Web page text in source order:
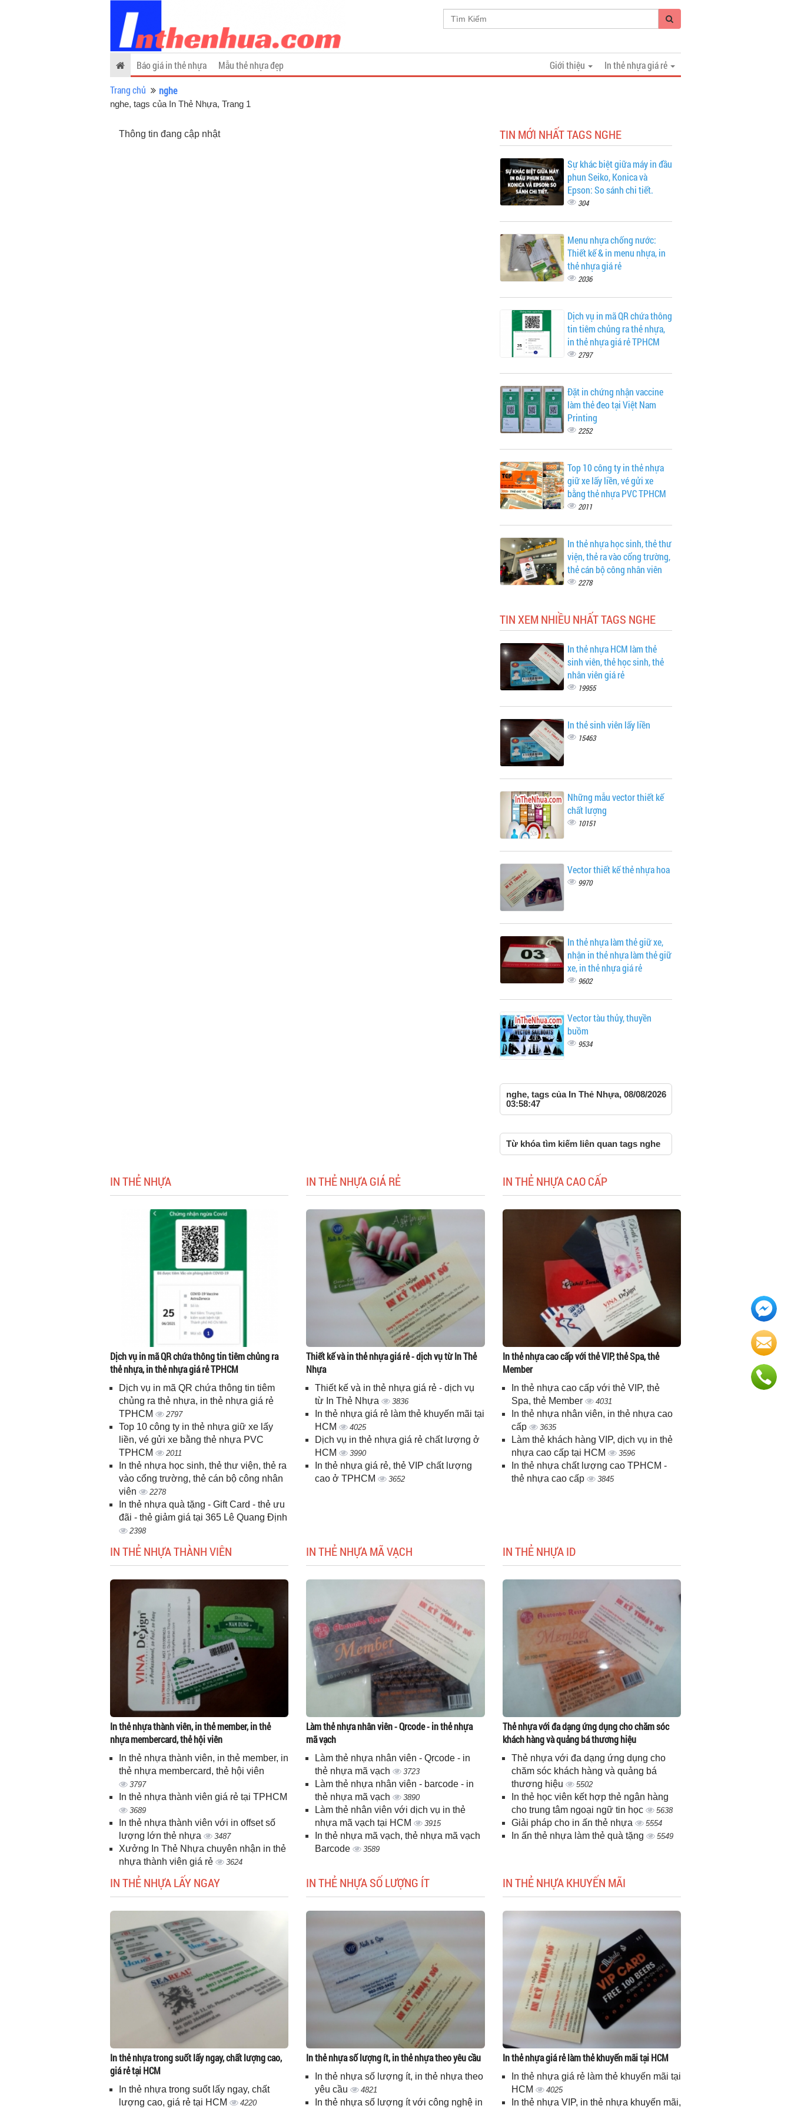
In thẻ nhựa giá rẻ
Báo giá in thẻ nhựa Mẫu thẻ nhựa đẹp
Giới thiệu
Trang chủ
nghe
nghe, tags của In Thẻ Nhựa, Trang 1
Thông tin đang cập nhật TIN MỚI NHẤT TAGS NGHE
Sự khác biệt giữa máy in đầu
phun Seiko, Konica và
Epson: So sánh chi tiết.
304
Menu nhựa chống nước:
Thiết kế & in menu nhựa, in
thẻ nhựa giá rẻ
2036
Dịch vụ in mã QR chứa thông
tin tiêm chủng ra thẻ nhựa,
in thẻ nhựa giá rẻ TPHCM
2797
Đặt in chứng nhận vaccine
làm thẻ đeo tại Việt Nam
Printing
2252
Top 10 công ty in thẻ nhựa
giữ xe lấy liền, vé gửi xe
bằng thẻ nhựa PVC TPHCM
2011
In thẻ nhựa học sinh, thẻ thư
viện, thẻ ra vào cổng trường,
thẻ cán bộ công nhân viên
2278
TIN XEM NHIỀU NHẤT TAGS NGHE
In thẻ nhựa HCM làm thẻ
sinh viên, thẻ học sinh, thẻ
nhân viên giá rẻ
19955
In thẻ sinh viên lấy liền
15463
Những mẫu vector thiết kế
chất lượng
10151
Vector thiết kế thẻ nhựa hoa
9970
In thẻ nhựa làm thẻ giữ xe,
nhận in thẻ nhựa làm thẻ giữ
xe, in thẻ nhựa giá rẻ
9602
Vector tàu thủy, thuyền
buồm
9534
nghe, tags của In Thẻ Nhựa, 08/08/2026
03:58:47
Từ khóa tìm kiếm liên quan tags nghe
IN THẺ NHỰA
Dịch vụ in mã QR chứa thông tin tiêm chủng ra
thẻ nhựa, in thẻ nhựa giá rẻ TPHCM
Dịch vụ in mã QR chứa thông tin tiêm
chủng ra thẻ nhựa, in thẻ nhựa giá rẻ
TPHCM
2797
Top 10 công ty in thẻ nhựa giữ xe lấy
liền, vé gửi xe bằng thẻ nhựa PVC
TPHCM
2011
In thẻ nhựa học sinh, thẻ thư viện, thẻ ra
vào cổng trường, thẻ cán bộ công nhân
viên
2278
In thẻ nhựa quà tặng - Gift Card - thẻ ưu
đãi - thẻ giảm giá tại 365 Lê Quang Định
2398
IN THẺ NHỰA GIÁ RẺ
Thiết kế và in thẻ nhựa giá rẻ - dịch vụ từ In Thẻ
Nhựa
Thiết kế và in thẻ nhựa giá rẻ - dịch vụ
từ In Thẻ Nhựa
3836
In thẻ nhựa giá rẻ làm thẻ khuyến mãi tại
HCM
4025
Dịch vụ in thẻ nhựa giá rẻ chất lượng ở
HCM
3990
In thẻ nhựa giá rẻ, thẻ VIP chất lượng
cao ở TPHCM
3652
IN THẺ NHỰA CAO CẤP
In thẻ nhựa cao cấp với thẻ VIP, thẻ Spa, thẻ
Member
In thẻ nhựa cao cấp với thẻ VIP, thẻ
Spa, thẻ Member
4031
In thẻ nhựa nhân viên, in thẻ nhựa cao
cấp
3635
Làm thẻ khách hàng VIP, dịch vụ in thẻ
nhựa cao cấp tại HCM
3596
In thẻ nhựa chất lượng cao TPHCM -
thẻ nhựa cao cấp
3845
IN THẺ NHỰA THÀNH VIÊN
In thẻ nhựa thành viên, in thẻ member, in thẻ
nhựa membercard, thẻ hội viên
In thẻ nhựa thành viên, in thẻ member, in
thẻ nhựa membercard, thẻ hội viên
3797
In thẻ nhựa thành viên giá rẻ tại TPHCM
3689
In thẻ nhựa thành viên với in offset số
lượng lớn thẻ nhựa
3487
Xưởng In Thẻ Nhựa chuyên nhận in thẻ
nhựa thành viên giá rẻ
3624
IN THẺ NHỰA MÃ VẠCH
Làm thẻ nhựa nhân viên - Qrcode - in thẻ nhựa
mã vạch
Làm thẻ nhựa nhân viên - Qrcode - in
thẻ nhựa mã vạch
3723
Làm thẻ nhựa nhân viên - barcode - in
thẻ nhựa mã vạch
3890
Làm thẻ nhân viên với dịch vụ in thẻ
nhựa mã vạch tại HCM
3915
In thẻ nhựa mã vạch, thẻ nhựa mã vạch
Barcode
3589
IN THẺ NHỰA ID
Thẻ nhựa với đa dạng ứng dụng cho chăm sóc
khách hàng và quảng bá thương hiệu
Thẻ nhựa với đa dạng ứng dụng cho
chăm sóc khách hàng và quảng bá
thương hiệu
5502
In thẻ học viên kết hợp thẻ ngân hàng
cho trung tâm ngoại ngữ tin học
5638
Giải pháp cho in ấn thẻ nhựa 5554
In ấn thẻ nhựa làm thẻ quà tặng 5549
IN THẺ NHỰA LẤY NGAY
In thẻ nhựa trong suốt lấy ngay, chất lượng cao,
giá rẻ tại HCM
In thẻ nhựa trong suốt lấy ngay, chất
lượng cao, giá rẻ tại HCM
4220
IN THẺ NHỰA SỐ LƯỢNG ÍT
In thẻ nhựa số lượng ít, in thẻ nhựa theo yêu cầu
In thẻ nhựa số lượng ít, in thẻ nhựa theo
yêu cầu
4821
In thẻ nhựa số lượng ít với công nghệ in
IN THẺ NHỰA KHUYẾN MÃI
In thẻ nhựa giá rẻ làm thẻ khuyến mãi tại HCM
In thẻ nhựa giá rẻ làm thẻ khuyến mãi tại
HCM
4025
In thẻ nhựa VIP, in thẻ nhựa khuyến mãi,